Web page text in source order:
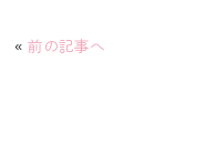
«前の記事へ